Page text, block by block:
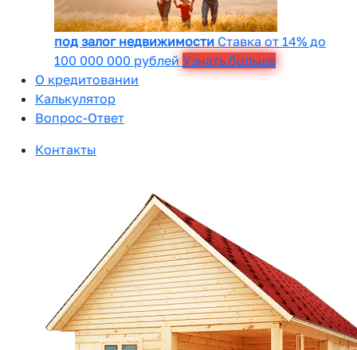
под залог недвижимости Ставка от 14% до
100 000 000 рублей Узнать больше
О кредитовании
Калькулятор
Вопрос-Ответ
Контакты